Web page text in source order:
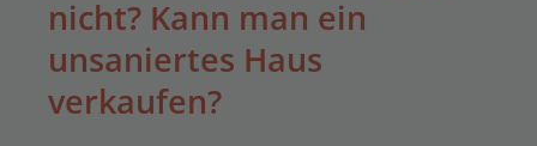
nicht? Kann man ein
unsaniertes Haus
verkaufen?